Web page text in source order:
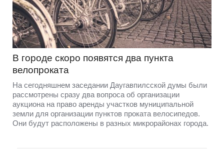
В городе скоро появятся два пункта
велопроката
На сегодняшнем заседании Даугавпилсской думы были
рассмотрены сразу два вопроса об организации
аукциона на право аренды участков муниципальной
земли для организации пунктов проката велосипедов.
Они будут расположены в разных микрорайонах города.